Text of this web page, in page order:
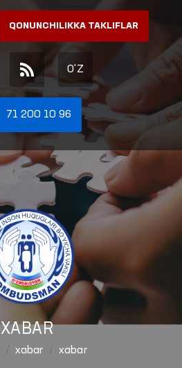
QONUNCHILIKKA TAKLIFLAR
O'Z
71 200 10 96
XABAR
xabar xabar